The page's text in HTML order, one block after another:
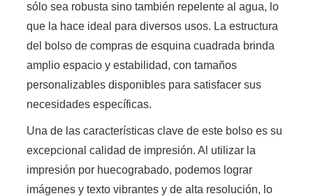
sólo sea robusta sino también repelente al agua, lo
que la hace ideal para diversos usos. La estructura
del bolso de compras de esquina cuadrada brinda
amplio espacio y estabilidad, con tamaños
personalizables disponibles para satisfacer sus
necesidades específicas.
Una de las características clave de este bolso es su
excepcional calidad de impresión. Al utilizar la
impresión por huecograbado, podemos lograr
imágenes y texto vibrantes y de alta resolución, lo